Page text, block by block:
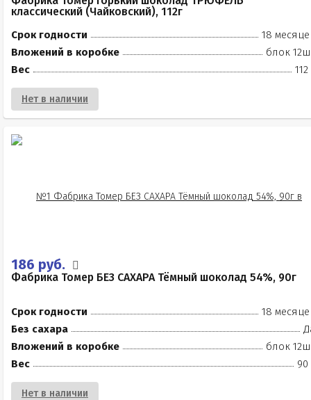
классический (Чайковский), 112г
Срок годности
18
Вложений в коробке
блок
Вес
112
Нет в наличии
186 руб.
Фабрика Томер БЕЗ САХАРА Тёмный шоколад 54%, 90г
Срок годности
18
Без сахара
Вложений в коробке
блок
Вес
90
Нет в наличии